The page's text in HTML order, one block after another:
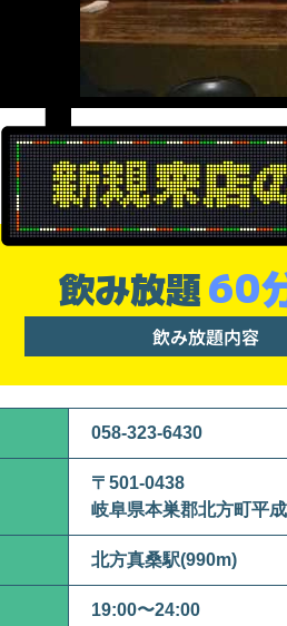
飲み放題60
飲み放題内容
058-323-6430
〒501-0438
岐阜県本巣郡北方町平
北方真桑駅(990m)
19:00〜24:00